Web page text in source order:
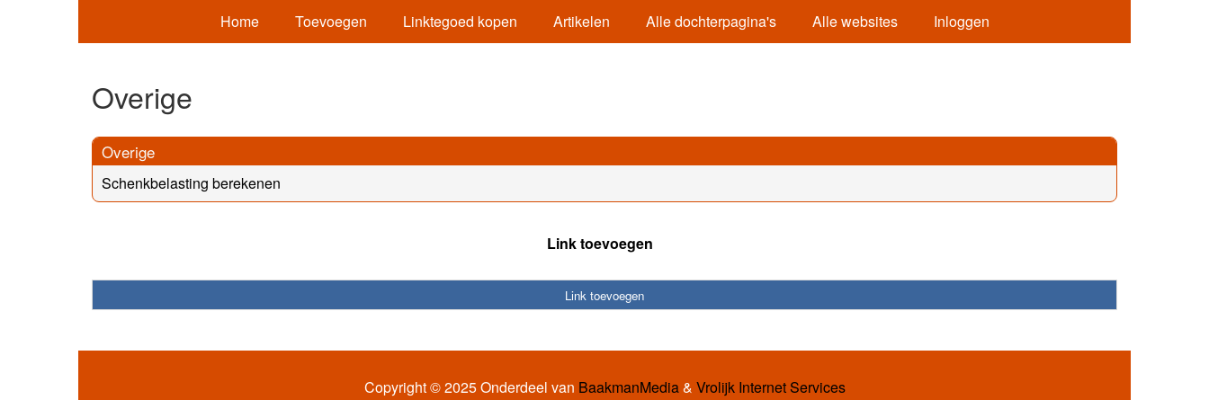
Home Toevoegen Linktegoed kopen Artikelen Alle dochterpagina's Alle websites Inloggen
Overige
Overige
Schenkbelasting berekenen
Link toevoegen
Link toevoegen
Copyright © 2025 Onderdeel van BaakmanMedia& Vrolijk Internet Services